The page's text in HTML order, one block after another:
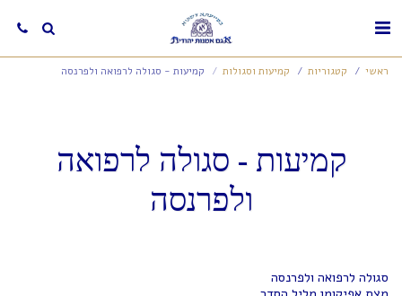
ראשי קטגוריות קמיעות וסגולות קמיעות - סגולה לרפואה ולפרנסה
קמיעות - סגולה לרפואה
ולפרנסה